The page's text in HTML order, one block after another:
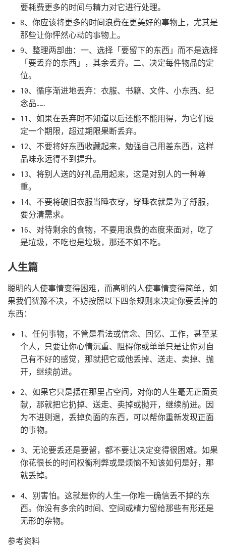
要耗费更多的时间与精力对它进行处理。
8、你应该将更多的时间浪费在更美好的事物上，尤其是
那些让你怦然心动的事物上。
9、整理两部曲：一、选择「要留下的东西」而不是选择
「要丢弃的东西」，其余丢弃。二、决定每件物品的定
位。
10、循序渐进地丢弃：衣服、书籍、文件、小东西、纪
念品……
11、如果在丢弃时不知道以后还能不能用得，为它们设
定一个期限，超过期限果断丢弃。
12、不要将好东西收藏起来，勉强自己用差东西，这样
品味永远得不到提升。
13、将别人送的好礼品用起来，这是对别人的一种尊
重。
14、不要将破旧衣服当睡衣穿，穿睡衣就是为了舒服，
要分清需求。
16、对待剩余的食物，不要用浪费的态度来面对，吃了
是垃圾，不吃也是垃圾，那还不如不吃。
人生篇
聪明的人使事情变得困难，而高明的人使事情变得简单，如
果我们犹豫不决，不妨按照以下四条规则来决定你要丢掉的
东西：
1、任何事物，不管是看法或信念、回忆、工作，甚至某
个人，只要让你心情沉重、阻碍你或单单只是让你对自
己有不好的感觉，那就把它或他丢掉、送走、卖掉、抛
开，继续前进。
2、如果它只是摆在那里占空间，对你的人生毫无正面贡
献，那就把它扔掉、送走、卖掉或抛开，继续前进。因
为不进则退，丢掉负面的东西，可以帮你重新发现正面
的事物。
3、无论要丢还是要留，都不要让决定变得很困难。如果
你花很长的时间权衡利弊或是烦恼不知该如何是好，那
就丢掉。
4、别害怕。这就是你的人生——你唯一确信丢不掉的东
西。你没有多余的时间、空间或精力留给那些有形还是
无形的杂物。
参考资料